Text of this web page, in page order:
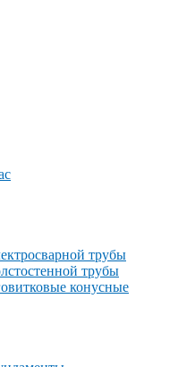
трубы
трубы
конусные